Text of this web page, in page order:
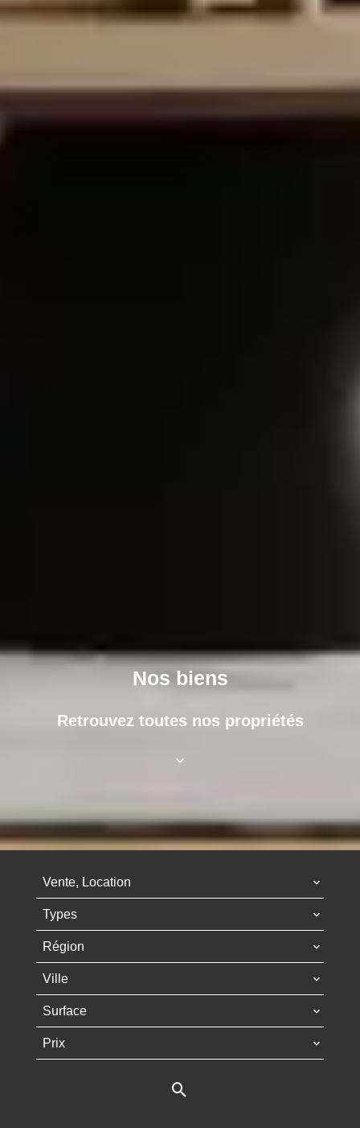
Nos biens
Retrouvez toutes nos propriétés
Vente, Location
Types
Région
Ville
Surface
Prix